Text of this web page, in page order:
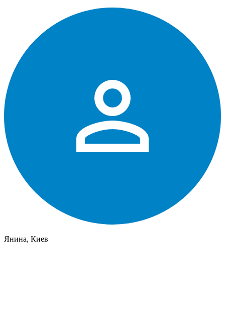
Янина, Киев